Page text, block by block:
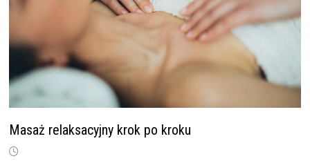
Masaż relaksacyjny krok po kroku